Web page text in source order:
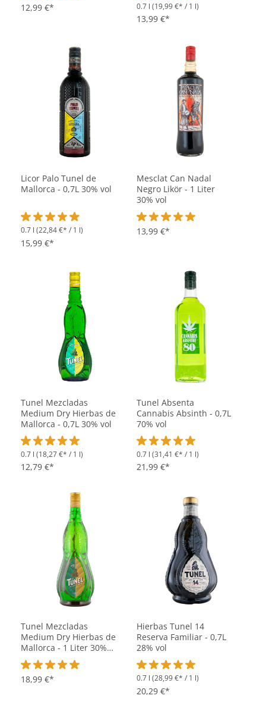
Durchschnittliche Bewertung von 4.9 von 5 Sternen
12,99 €* Durchschnittliche Bewertung
0.7 l (19,99 €* / 1 l)
13,99 €*
Licor Palo Tunel de
Mallorca - 0,7L 30% vol
Durchschnittliche Bewertung von 4.9 von 5 Sternen
0.7 l (22,84 €* / 1 l)
15,99 €*
Mesclat Can Nadal
Negro Likör - 1 Liter
30% vol
Durchschnittliche Bewertung
13,99 €*
Tunel Mezcladas
Medium Dry Hierbas de
Mallorca - 0,7L 30% vol
Durchschnittliche Bewertung von 5 von 5 Sternen
0.7 l (18,27 €* / 1 l)
12,79 €*
Tunel Absenta
Cannabis Absinth - 0,7L
70% vol
Durchschnittliche Bewertung
0.7 l (31,41 €* / 1 l)
21,99 €*
Tunel Mezcladas
Medium Dry Hierbas de
Mallorca - 1 Liter 30%
vol
Durchschnittliche Bewertung von 5 von 5 Sternen
18,99 €*
Hierbas Tunel 14
Reserva Familiar - 0,7L
28% vol
Durchschnittliche Bewertung
0.7 l (28,99 €* / 1 l)
20,29 €*